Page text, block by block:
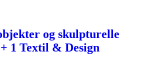
og skulpturelle
1 Textil & Design